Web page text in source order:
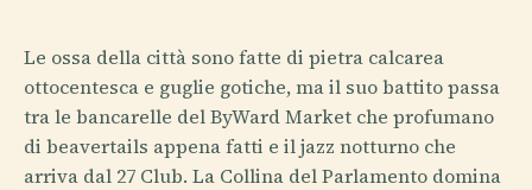
Le ossa della città sono fatte di pietra calcarea
ottocentesca e guglie gotiche, ma il suo battito passa
tra le bancarelle del ByWard Market che profumano
di beavertails appena fatti e il jazz notturno che
arriva dal 27 Club. La Collina del Parlamento domina